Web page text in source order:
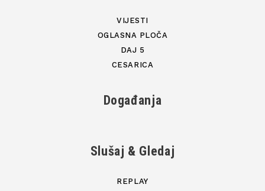
VIJESTI
OGLASNA PLOČA
DAJ 5
CESARICA
Događanja
Slušaj & Gledaj
REPLAY